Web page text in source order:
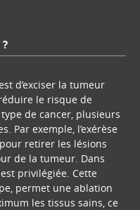
d’exciser la tumeur
le risque de
de cancer, plusieurs
Par exemple, l’exérèse
retirer les lésions
de la tumeur. Dans
privilégiée. Cette
permet une ablation
les tissus sains, ce